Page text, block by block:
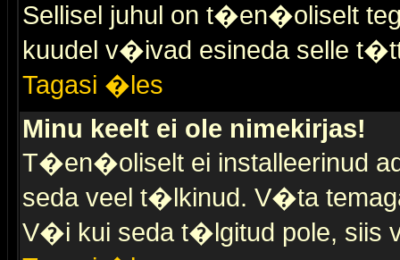
Sellisel juhul on t�en�oliselt
kuudel v�ivad esineda selle
Tagasi �les
Minu keelt ei ole nimekirjas!
T�en�oliselt ei installeerinud
seda veel t�lkinud. V�ta
V�i kui seda t�lgitud pole, siis